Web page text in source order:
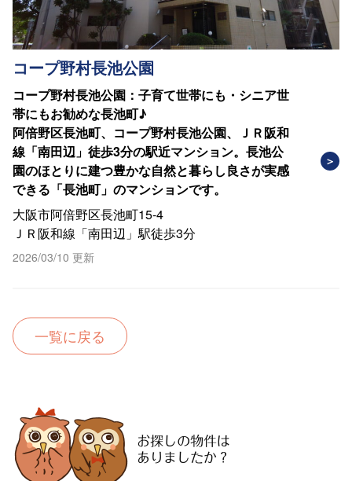
コープ野村長池公園
コープ野村長池公園：子育て世帯にも・シニア世
帯にもお勧めな長池町♪
阿倍野区長池町、コープ野村長池公園、ＪＲ阪和
線「南田辺」徒歩3分の駅近マンション。長池公
園のほとりに建つ豊かな自然と暮らし良さが実感
できる「長池町」のマンションです。
大阪市阿倍野区長池町15-4
ＪＲ阪和線「南田辺」駅徒歩3分
2026/03/10 更新
一覧に戻る